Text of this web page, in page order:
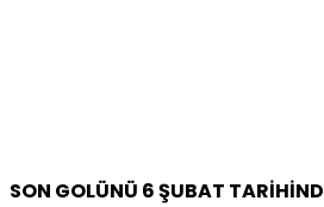
SON GOLÜNÜ 6 ŞUBAT